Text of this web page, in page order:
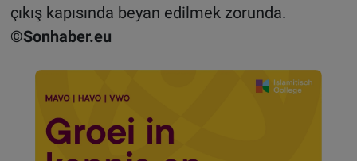
çıkış kapısında beyan edilmek zorunda.
©Sonhaber.eu